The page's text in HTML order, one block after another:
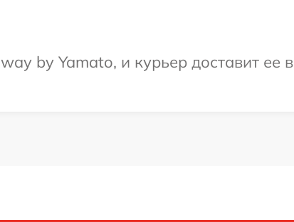
by Yamato, и курьер доставит ее в